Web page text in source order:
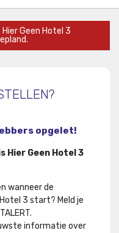
Geen Hotel 3
opgelet!
Hier Geen Hotel 3
wanneer de
3 start? Meld je
informatie over